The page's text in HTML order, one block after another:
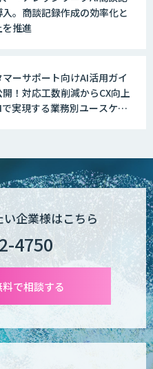
。商談記録作成の効率化と
を推進
マーサポート向けAI活用ガイ
開！対応工数削減からCX向上
で実現する業務別ユースケー
企業様はこちら
4750
で相談する